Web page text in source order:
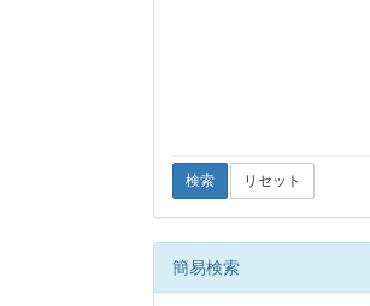
検索 リセット
簡易検索